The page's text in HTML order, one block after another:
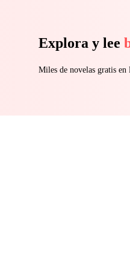
Explora y lee
Miles de novelas gratis en